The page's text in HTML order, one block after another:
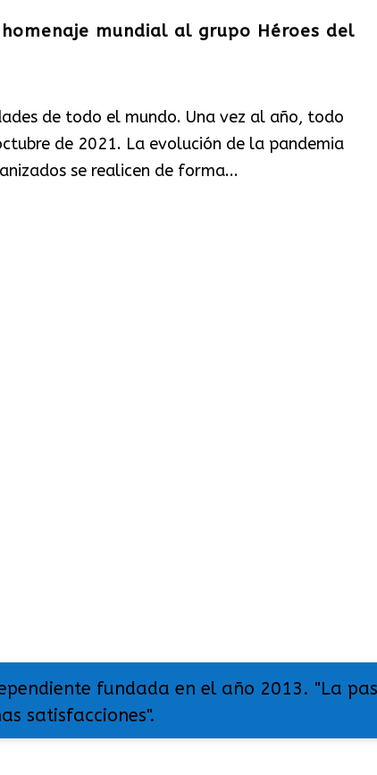
mundial al grupo Héroes del
de todo el mundo. Una vez al año, todo
de 2021. La evolución de la pandemia
se realicen de forma...
fundada en el año 2013. "La
satisfacciones".